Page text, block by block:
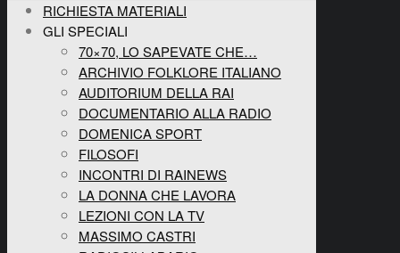
RICHIESTA MATERIALI
GLI SPECIALI
70×70, LO SAPEVATE CHE…
ARCHIVIO FOLKLORE ITALIANO
AUDITORIUM DELLA RAI
DOCUMENTARIO ALLA RADIO
DOMENICA SPORT
FILOSOFI
INCONTRI DI RAINEWS
LA DONNA CHE LAVORA
LEZIONI CON LA TV
MASSIMO CASTRI